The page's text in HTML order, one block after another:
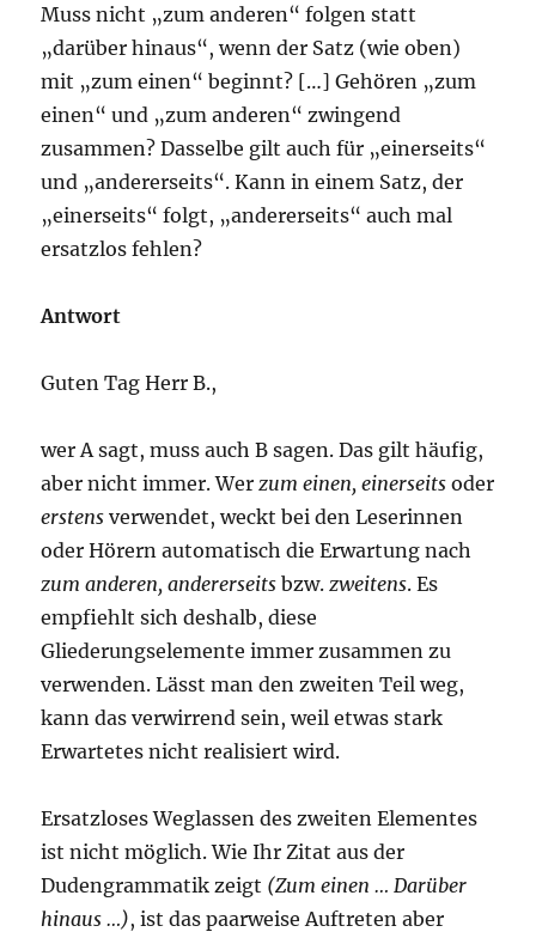
Muss nicht „zum anderen“ folgen statt
„darüber hinaus“, wenn der Satz (wie oben)
mit „zum einen“ beginnt? […] Gehören „zum
einen“ und „zum anderen“ zwingend
zusammen? Dasselbe gilt auch für „einerseits“
und „andererseits“. Kann in einem Satz, der
„einerseits“ folgt, „andererseits“ auch mal
ersatzlos fehlen?
Antwort
Guten Tag Herr B.,
wer A sagt, muss auch B sagen. Das gilt häufig,
aber nicht immer. Werzum einen, einerseits oder
erstens verwendet, weckt bei den Leserinnen
oder Hörern automatisch die Erwartung nach
zum anderen, andererseits bzw.zweitens. Es
empfiehlt sich deshalb, diese
Gliederungselemente immer zusammen zu
verwenden. Lässt man den zweiten Teil weg,
kann das verwirrend sein, weil etwas stark
Erwartetes nicht realisiert wird.
Ersatzloses Weglassen des zweiten Elementes
ist nicht möglich. Wie Ihr Zitat aus der
Dudengrammatik zeigt (Zum einen … Darüber
hinaus …), ist das paarweise Auftreten aber